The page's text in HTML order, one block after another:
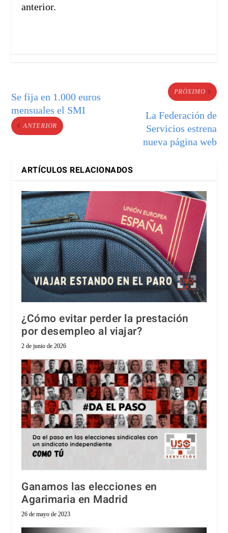
anterior.
Se fija en 1.000 euros
mensuales el SMI
ANTERIOR
PRÓXIMO
La Federación de
Servicios estrena
nueva página web
ARTÍCULOS RELACIONADOS
¿Cómo evitar perder la prestación
por desempleo al viajar?
2 de junio de 2026
Ganamos las elecciones en
Agarimaria en Madrid
26 de mayo de 2023